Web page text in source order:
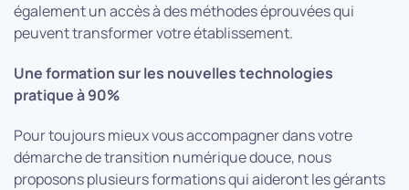
également un accès à des méthodes éprouvées qui
peuvent transformer votre établissement.
Une formation sur les nouvelles technologies
pratique à 90%
Pour toujours mieux vous accompagner dans votre
démarche de transition numérique douce, nous
proposons plusieurs formations qui aideront les gérants